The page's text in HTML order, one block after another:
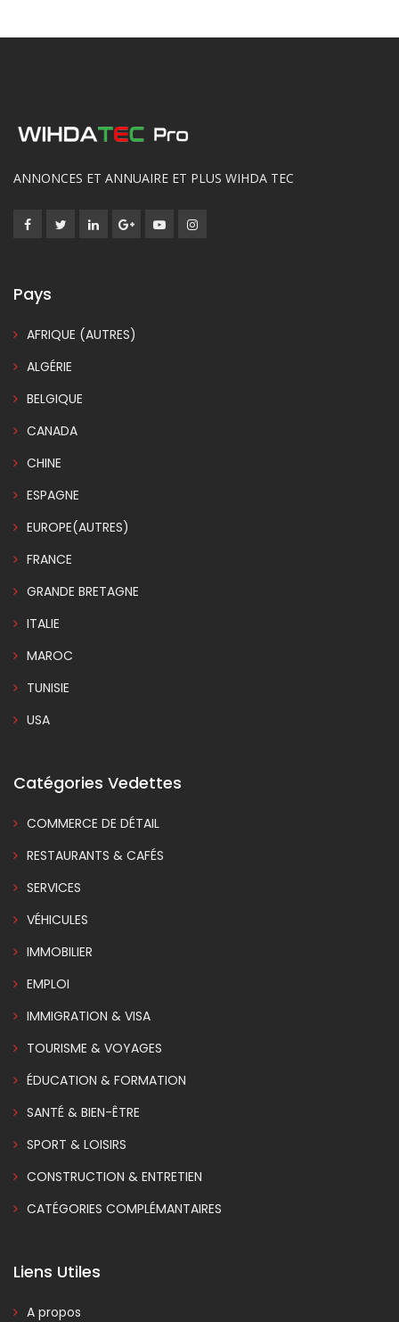
ANNONCES ET ANNUAIRE ET PLUS WIHDA TEC
Pays
AFRIQUE (AUTRES)
ALGÉRIE
BELGIQUE
CANADA
CHINE
ESPAGNE
EUROPE(AUTRES)
FRANCE
GRANDE BRETAGNE
ITALIE
MAROC
TUNISIE
USA
Catégories Vedettes
COMMERCE DE DÉTAIL
RESTAURANTS & CAFÉS
SERVICES
VÉHICULES
IMMOBILIER
EMPLOI
IMMIGRATION & VISA
TOURISME & VOYAGES
ÉDUCATION & FORMATION
SANTÉ & BIEN-ÊTRE
SPORT & LOISIRS
CONSTRUCTION & ENTRETIEN
CATÉGORIES COMPLÉMANTAIRES
Liens Utiles
A propos